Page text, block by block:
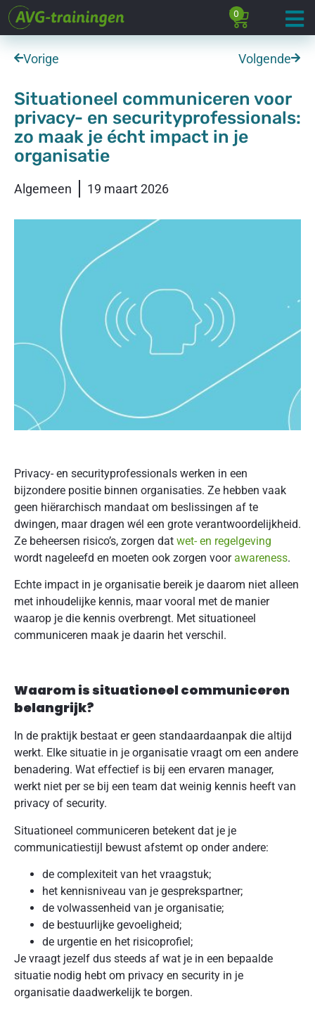
0
Vorige Volgende
Situationeel communiceren voor
privacy- en securityprofessionals:
zo maak je écht impact in je
organisatie
Algemeen 19 maart 2026
Privacy- en securityprofessionals werken in een
bijzondere positie binnen organisaties. Ze hebben vaak
geen hiërarchisch mandaat om beslissingen af te
dwingen, maar dragen wél een grote verantwoordelijkheid.
Ze beheersen risico’s, zorgen dat wet- en regelgeving
wordt nageleefd en moeten ook zorgen voorawareness.
Echte impact in je organisatie bereik je daarom niet alleen
met inhoudelijke kennis, maar vooral met de manier
waarop je die kennis overbrengt. Met situationeel
communiceren maak je daarin het verschil.
Waarom is situationeel communiceren
belangrijk?
In de praktijk bestaat er geen standaardaanpak die altijd
werkt. Elke situatie in je organisatie vraagt om een andere
benadering. Wat effectief is bij een ervaren manager,
werkt niet per se bij een team dat weinig kennis heeft van
privacy of security.
Situationeel communiceren betekent dat je je
communicatiestijl bewust afstemt op onder andere:
de complexiteit van het vraagstuk;
het kennisniveau van je gesprekspartner;
de volwassenheid van je organisatie;
de bestuurlijke gevoeligheid;
de urgentie en het risicoprofiel;
Je vraagt jezelf dus steeds af wat je in een bepaalde
situatie nodig hebt om privacy en security in je
organisatie daadwerkelijk te borgen.